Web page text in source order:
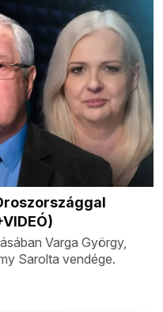
Varga György,
Sarolta vendége.